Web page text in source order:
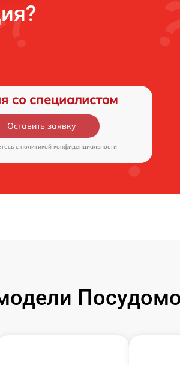
со специалистом
Оставить заявку
c политикой конфиденциальности